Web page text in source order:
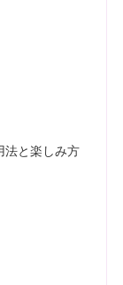
法と楽しみ方